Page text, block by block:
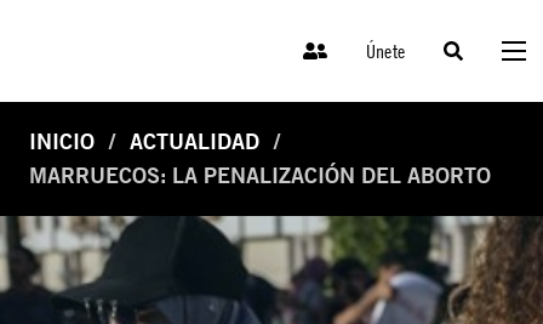
Únete
INICIO
ACTUALIDAD
MARRUECOS: LA PENALIZACIÓN DEL ABORTO